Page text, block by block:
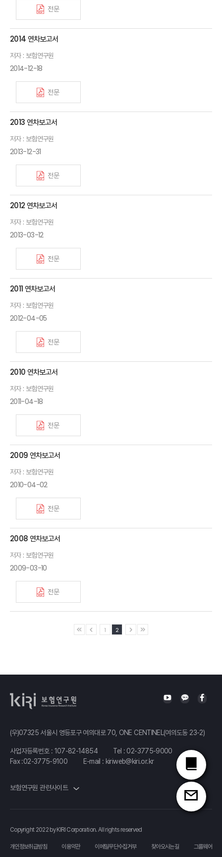
전문
2014 연차보고서
저자 : 보험연구원
2014-12-18
전문
2013 연차보고서
저자 : 보험연구원
2013-12-31
전문
2012 연차보고서
저자 : 보험연구원
2013-03-12
전문
2011 연차보고서
저자 : 보험연구원
2012-04-05
전문
2010 연차보고서
저자 : 보험연구원
2011-04-18
전문
Ⅰ. FY2010 주요 연구
Ⅲ. FY2010 연구 관련 활동
Ⅳ. 일반 현황
2009 연차보고서
저자 : 보험연구원
2010-04-02
전문
2008 연차보고서
저자 : 보험연구원
2009-03-10
전문
1 2
(우)07325 서울시 영등포구 여의대로 70, ONE CENTINEL(여의도동 23-2)
사업자등록번호 : 107-82-14854 Tel : 02-3775-9000
Fax :02-3775-9100
E-mail : kiriweb@kiri.or.kr
보험연구원 관련사이트
Copyright 2022 by KIRI Corporation. All rights reserved
개인정보취급방침 이용약관 이메일무단수집거부 찾아오시는길 그룹웨어